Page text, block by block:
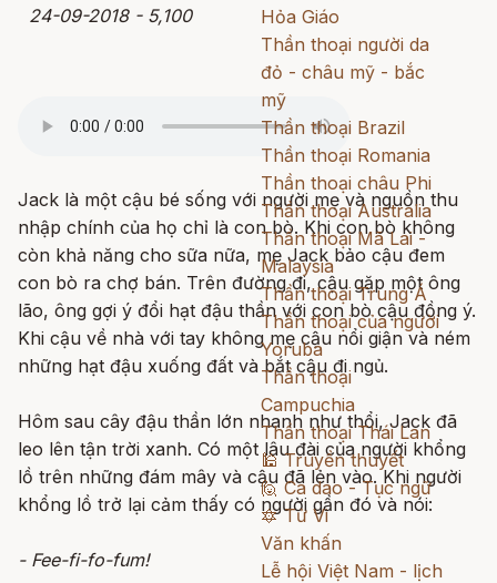
Hỏa Giáo
Thần thoại người da
đỏ - châu mỹ - bắc
mỹ
Thần thoại Brazil
Thần thoại Romania
Thần thoại châu Phi
Thần thoại Australia
Thần thoại Mã Lai -
Malaysia
Thần thoại Trung Á
Thần thoại của người
Yoruba
Thần thoại
Campuchia
Thần thoại Thái Lan
🕌Truyền thuyết
🙋 Ca dao - Tục ngữ
🔯Tử Vi
Văn khấn
Lễ hội Việt Nam - lịch
24-09-2018 - 5,100
Jack là một cậu bé sống với người mẹ và nguồn thu
nhập chính của họ chỉ là con bò. Khi con bò không
còn khả năng cho sữa nữa, mẹ Jack bảo cậu đem
con bò ra chợ bán. Trên đường đi, cậu gặp một ông
lão, ông gợi ý đổi hạt đậu thần với con bò cậu đồng ý.
Khi cậu về nhà với tay không mẹ cậu nổi giận và ném
những hạt đậu xuống đất và bắt cậu đi ngủ.
Hôm sau cây đậu thần lớn nhanh như thổi, Jack đã
leo lên tận trời xanh. Có một lâu đài của người khổng
lồ trên những đám mây và cậu đã lẻn vào. Khi người
khổng lồ trở lại cảm thấy có người gần đó và nói:
- Fee-fi-fo-fum!